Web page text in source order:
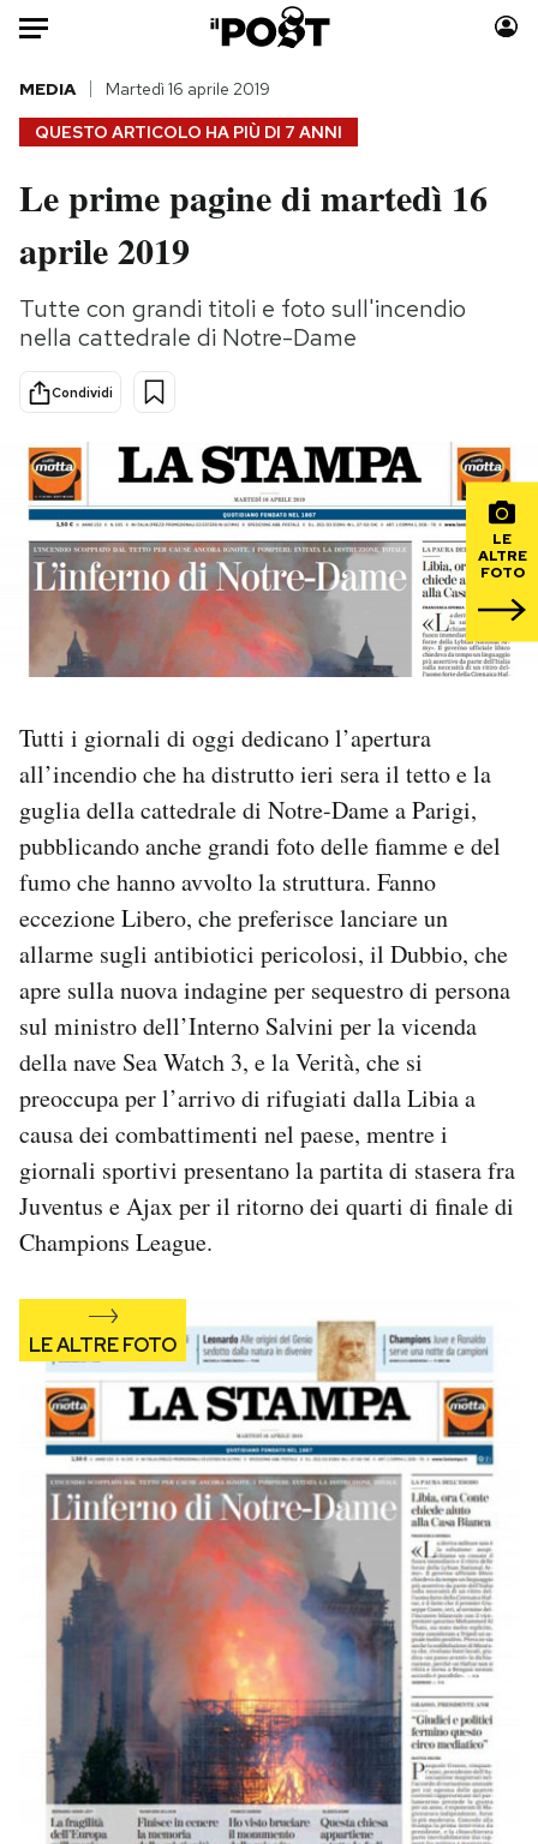
HOME
Italia
Politica
Tecnologia
Internet
Scienza
Cultura
Economia
Sport
Moda
Storie/Idee
Ok Boomer!
Altrecose
Mondiali calcio 2026
PODCAST
NEWSLETTER
I MIEI PREFERITI
SHOP
AREA PERSONALE
Area Personale
Newsletter
Notifiche mobile
Regala il Post
QUESTO ARTICOLO HA PIÙ DI 7 ANNI
MEDIA Martedì 16 aprile 2019
Le prime pagine di martedì 16
aprile 2019
Tutte con grandi titoli e foto sull'incendio
nella cattedrale di Notre-Dame
Condividi
LE
ALTRE
FOTO
Tutti i giornali di oggi dedicano l’apertura
all’incendio che ha distrutto ieri sera il tetto e la
guglia della cattedrale di Notre-Dame a Parigi,
pubblicando anche grandi foto delle fiamme e del
fumo che hanno avvolto la struttura. Fanno
eccezione Libero, che preferisce lanciare un
allarme sugli antibiotici pericolosi, il Dubbio, che
apre sulla nuova indagine per sequestro di persona
sul ministro dell’Interno Salvini per la vicenda
della nave Sea Watch 3, e la Verità, che si
preoccupa per l’arrivo di rifugiati dalla Libia a
causa dei combattimenti nel paese, mentre i
giornali sportivi presentano la partita di stasera fra
Juventus e Ajax per il ritorno dei quarti di finale di
Champions League.